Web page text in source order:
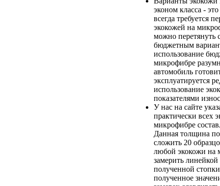
эконом класса - это
всегда требуется
экокожей на
можно перетянуть
бюджетным
использование
микрофибре
автомобиль
эксплуатируется
использование
показателями
У нас на сайте
практически всех
микрофибре
Данная толщина
сложить 20
любой экокожи на
замерить
полученной
полученное